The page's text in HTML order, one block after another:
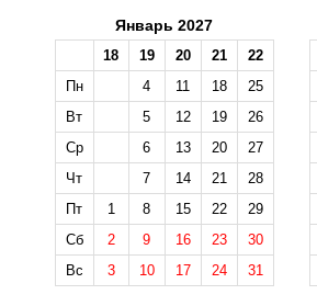
Январь 2027
18 19 20 21
22
Пн
4 11 18
25
Вт
5 12 19
26
Ср
6 13 20
27
Чт
7 14 21
28
Пт
1 8 15 22
29
Сб
2 9 16 23
30
Вс
3 10 17 24 31